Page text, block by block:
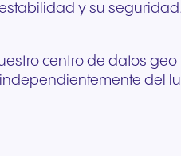
y su
centro de datos
del